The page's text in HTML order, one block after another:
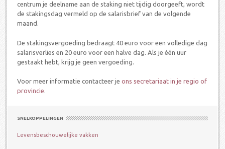
centrum je deelname aan de staking niet tijdig doorgeeft, wordt
de stakingsdag vermeld op de salarisbrief van de volgende
maand.
De stakingsvergoeding bedraagt 40 euro voor een volledige dag
salarisverlies en 20 euro voor een halve dag. Als je één uur
gestaakt hebt, krijg je geen vergoeding.
Voor meer informatie contacteer je ons secretariaat in je regio of
provincie.
SNELKOPPELINGEN
Levensbeschouwelijke vakken